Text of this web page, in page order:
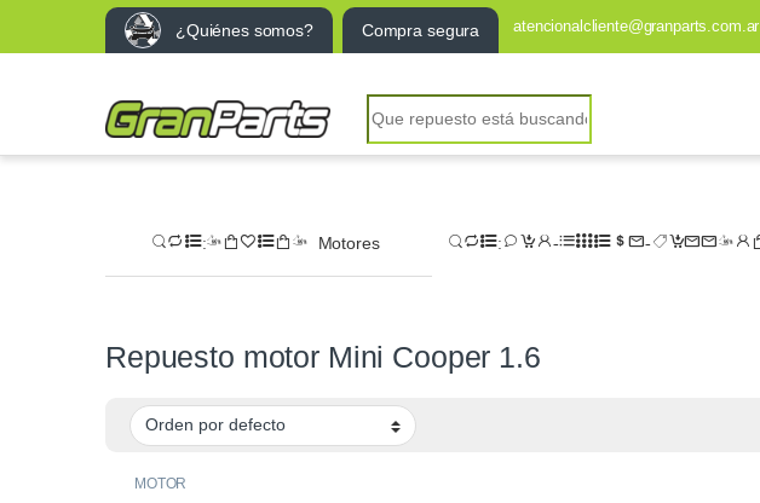
¿Quiénes somos? Compra segura atencionalcliente@granparts.com.ar
Search for:
Repuesto motor Mini Cooper 1.6
MOTOR
Motores